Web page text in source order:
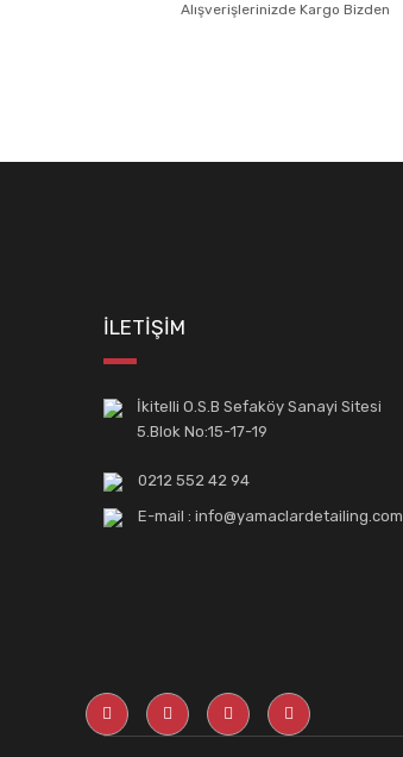
Alışverişlerinizde Kargo Bizden
İLETİŞİM
İkitelli O.S.B Sefaköy Sanayi Sitesi
5.Blok No:15-17-19
0212 552 42 94
E-mail : info@yamaclardetailing.com